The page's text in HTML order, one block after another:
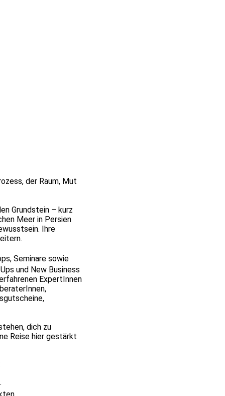
der Raum, Mut
Grundstein – kurz
Meer in Persien
Ihre
Seminare sowie
und New Business
ExpertInnen
dich zu
Reise hier gestärkt